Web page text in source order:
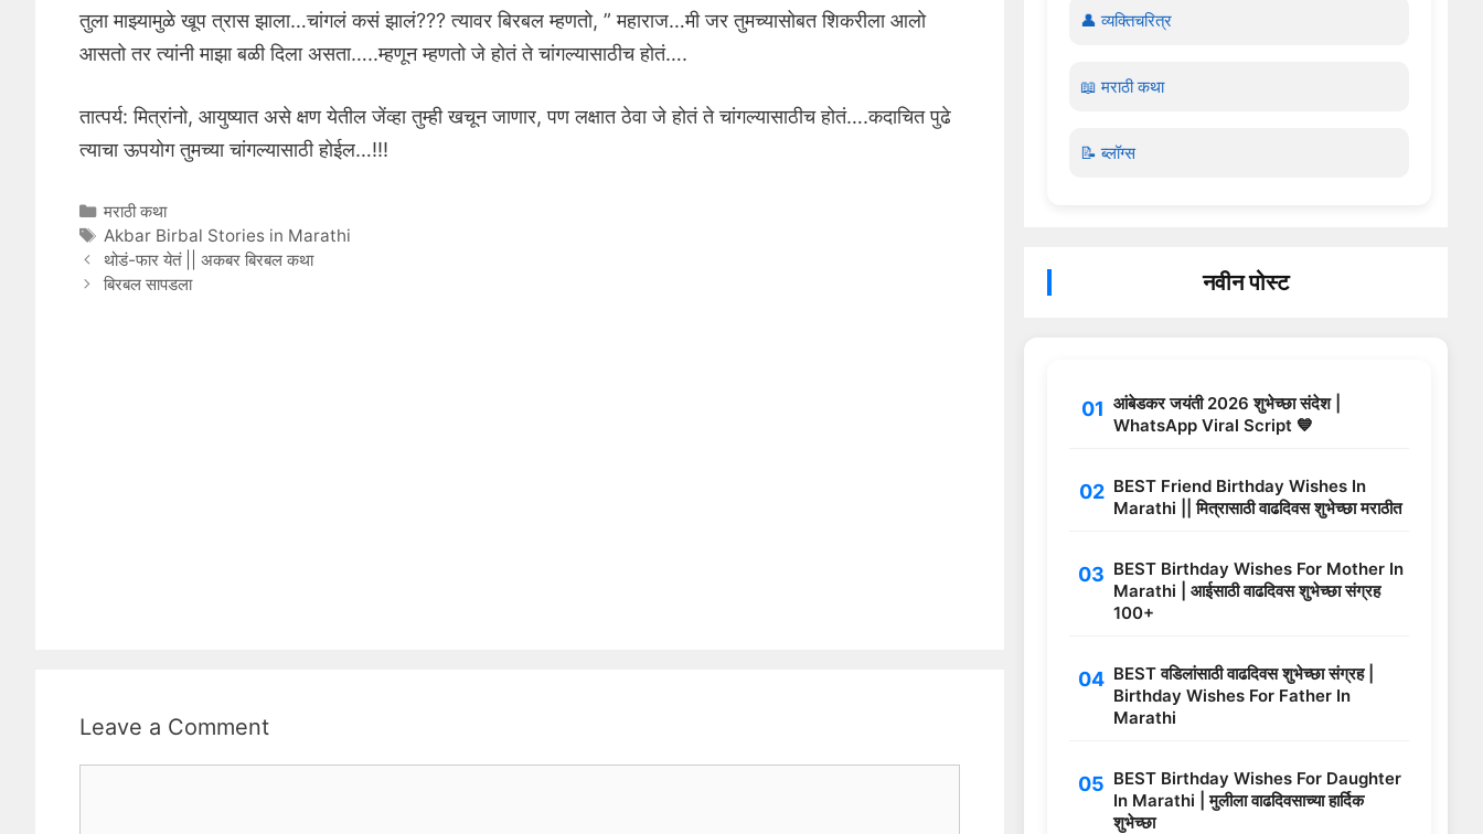
तुला माझ्यामुळे खूप त्रास झाला…चांगलं कसं झालं??? त्यावर बिरबल म्हणतो, ” महाराज…मी जर तुमच्यासोबत शिकरीला आलो
आसतो तर त्यांनी माझा बळी दिला असता…..म्हणून म्हणतो जे होतं ते चांगल्यासाठीच होतं….
तात्पर्य: मित्रांनो, आयुष्यात असे क्षण येतील जेंव्हा तुम्ही खचून जाणार, पण लक्षात ठेवा जे होतं ते चांगल्यासाठीच होतं….कदाचित पुढे
त्याचा ऊपयोग तुमच्या चांगल्यासाठी होईल…!!!
Categories
मराठी कथा
Tags
Akbar Birbal Stories in Marathi
थोडं-फार येतं || अकबर बिरबल कथा
बिरबल सापडला
Leave a Comment
👤 व्यक्तिचरित्र
📖 मराठी कथा
📝 ब्लॉग्स
नवीन पोस्ट
आंबेडकर जयंती 2026 शुभेच्छा संदेश |
WhatsApp Viral Script 💙
BEST Friend Birthday Wishes In
Marathi || मित्रासाठी वाढदिवस शुभेच्छा मराठीत
BEST Birthday Wishes For Mother In
Marathi | आईसाठी वाढदिवस शुभेच्छा संग्रह
100+
BEST वडिलांसाठी वाढदिवस शुभेच्छा संग्रह |
Birthday Wishes For Father In
Marathi
BEST Birthday Wishes For Daughter
In Marathi | मुलीला वाढदिवसाच्या हार्दिक
शुभेच्छा